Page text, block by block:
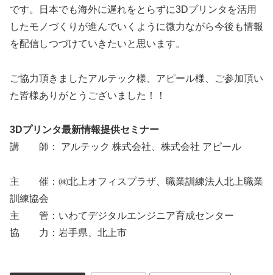
です。日本でも海外に遅れをとらずに3Dプリンタを活用
したモノづくりが進んでいくように微力ながら今後も情報
を配信しつづけていきたいと思います。
ご協力頂きましたアルテック様、アピール様、ご参加頂い
た皆様ありがとうございました！！
3Dプリンタ最新情報提供セミナー
講 師： アルテック 株式会社、株式会社 アピール
主 催：㈱北上オフィスプラザ、職業訓練法人北上職業
訓練協会
主 管：いわてデジタルエンジニア育成センター
協 力：岩手県、北上市